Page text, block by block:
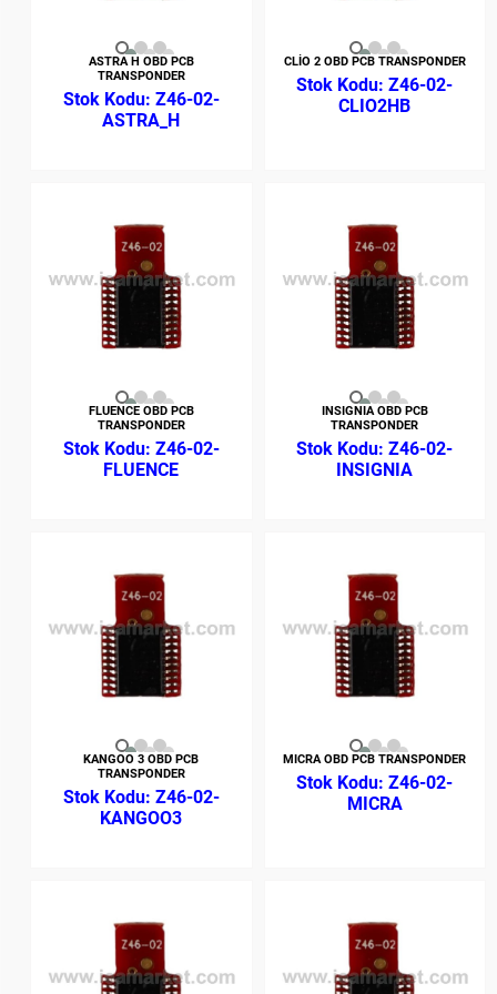
ASTRA H OBD PCB
TRANSPONDER
Z46-02-
ASTRA_H
CLİO 2 OBD PCB TRANSPONDER
Z46-02-
CLIO2HB
FLUENCE OBD PCB
TRANSPONDER
Z46-02-
FLUENCE
INSIGNIA OBD PCB
TRANSPONDER
Z46-02-
INSIGNIA
KANGOO 3 OBD PCB
TRANSPONDER
Z46-02-
KANGOO3
MICRA OBD PCB TRANSPONDER
Z46-02-
MICRA